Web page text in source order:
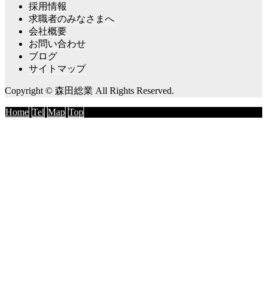
採用情報
求職者のみなさまへ
会社概要
お問い合わせ
ブログ
サイトマップ
Copyright © 森田総業 All Rights Reserved.
Home Tel Map Top